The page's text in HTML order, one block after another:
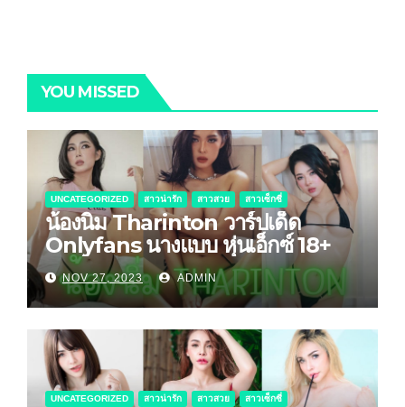
YOU MISSED
UNCATEGORIZED สาวน่ารัก สาวสวย สาวเซ็กซี่
น้องนิ่ม Tharinton วาร์ปเด็ด
Onlyfans นางแบบ หุ่นเอ็กซ์ 18+
NOV 27, 2023 ADMIN
UNCATEGORIZED สาวน่ารัก สาวสวย สาวเซ็กซี่